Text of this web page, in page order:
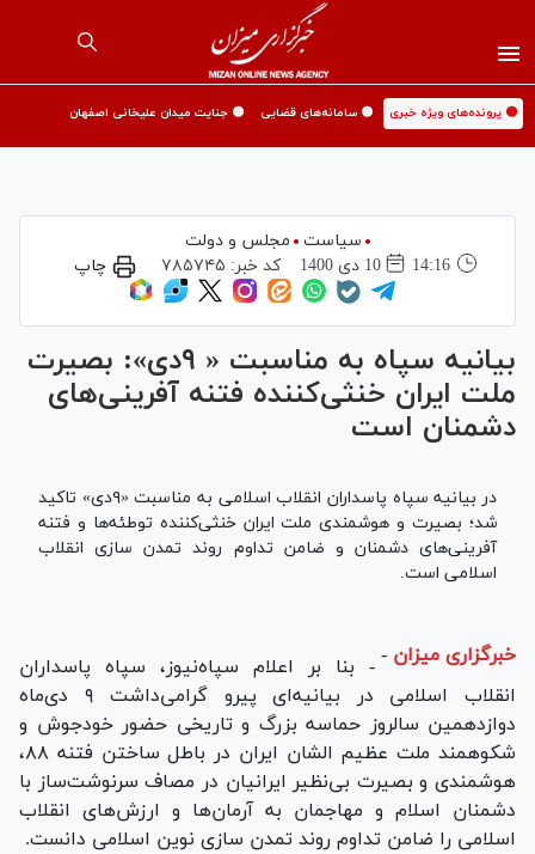
🟡 پرونده‌های ویژه خبری 🟡 سامانه‌های قضایی 🟡 جنایت میدان علیخانی اصفهان
سیاست
مجلس و دولت
14:16
10 دی 1400 کد خبر: ۷۸۵۷۴۵ چاپ
بیانیه سپاه به مناسبت « ۹دی»: بصیرت
ملت ایران خنثی‌کننده فتنه آفرینی‌های
دشمنان است
در بیانیه سپاه پاسداران انقلاب اسلامی به مناسبت «۹دی» تاکید
شد؛ بصیرت و هوشمندی ملت ایران خنثی‌کننده توطئه‌ها و فتنه
آفرینی‌های دشمنان و ضامن تداوم روند تمدن سازی انقلاب
اسلامی است.
خبرگزاری میزان - - بنا بر اعلام سپاه‌نیوز، سپاه پاسداران
انقلاب اسلامی در بیانیه‌ای پیرو گرامی‌داشت ۹ دی‌ماه
دوازدهمین سالروز حماسه بزرگ و تاریخی حضور خودجوش و
شکوهمند ملت عظیم الشان ایران در باطل ساختن فتنه ۸۸،
هوشمندی و بصیرت بی‌نظیر ایرانیان در مصاف سرنوشت‌ساز با
دشمنان اسلام و مهاجمان به آرمان‌ها و ارزش‌های انقلاب
اسلامی را ضامن تداوم روند تمدن سازی نوین اسلامی دانست.